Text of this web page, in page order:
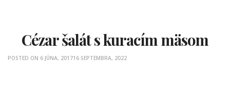
Cézar šalát s kuracím mäsom
POSTED ON 6 JÚNA, 201716 SEPTEMBRA, 2022